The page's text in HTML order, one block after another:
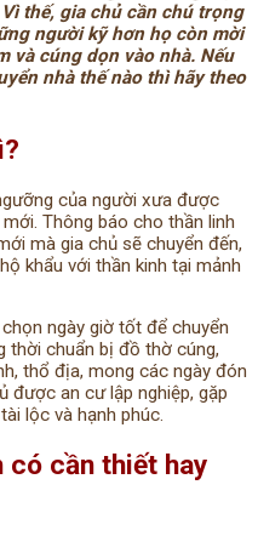
thế, gia chủ cần chú trọng
người kỹ hơn họ còn mời
và cúng dọn vào nhà. Nếu
nhà thế nào thì hãy theo
của người xưa được
Thông báo cho thần linh
mà gia chủ sẽ chuyển đến,
khẩu với thần kinh tại mảnh
ngày giờ tốt để chuyển
thời chuẩn bị đồ thờ cúng,
thổ địa, mong các ngày đón
được an cư lập nghiệp, gặp
lộc và hạnh phúc.
có cần thiết hay